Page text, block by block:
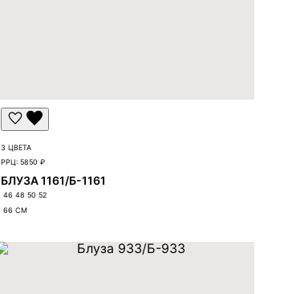
3 ЦВЕТА
РРЦ:5850 ₽
БЛУЗА 1161/Б-1161
46 48 50 52
66 СМ